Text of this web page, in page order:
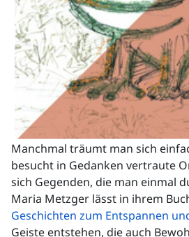
Manchmal träumt man sich
besucht in Gedanken vertraute
sich Gegenden, die man einmal
Maria Metzger lässt in ihrem
Geschichten zum Entspannen
Geiste entstehen, die auch